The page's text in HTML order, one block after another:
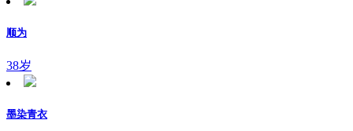
顺为
38岁
墨染青衣